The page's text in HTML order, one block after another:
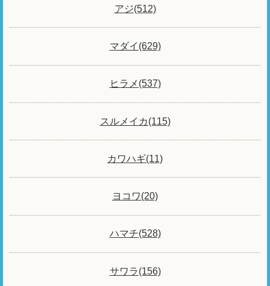
アジ(512)
マダイ(629)
ヒラメ(537)
スルメイカ(115)
カワハギ(11)
ヨコワ(20)
ハマチ(528)
サワラ(156)